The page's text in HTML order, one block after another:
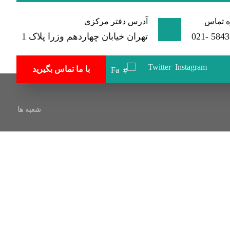
آدرس دفتر مرکزی
تهران خیابان چهاردهم وزرا پلاک 1
تماس
با ما تماس بگیرید Fa Twitter Instagram
شعبه ها